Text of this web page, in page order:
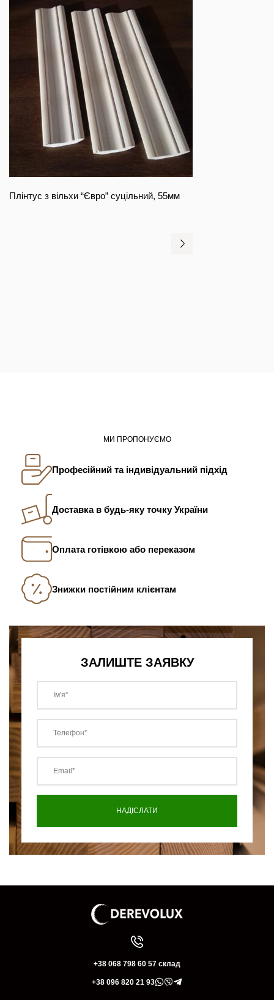
Плінтус з вільхи “Євро” суцільний, 55мм
МИ ПРОПОНУЄМО
Професійний та індивідуальний підхід
Доставка в будь-яку точку України
Оплата готівкою або переказом
Знижки постійним клієнтам
ЗАЛИШТЕ ЗАЯВКУ
+38 068 798 60 57 склад
+38 096 820 21 93